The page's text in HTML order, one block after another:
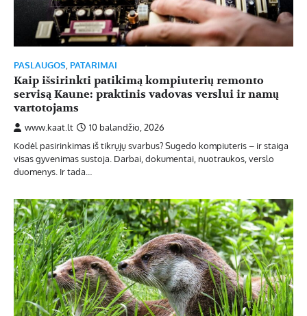
PASLAUGOS, PATARIMAI
Kaip išsirinkti patikimą kompiuterių remonto
servisą Kaune: praktinis vadovas verslui ir namų
vartotojams
www.kaat.lt
10 balandžio, 2026
Kodėl pasirinkimas iš tikrųjų svarbus? Sugedo kompiuteris – ir staiga
visas gyvenimas sustoja. Darbai, dokumentai, nuotraukos, verslo
duomenys. Ir tada…